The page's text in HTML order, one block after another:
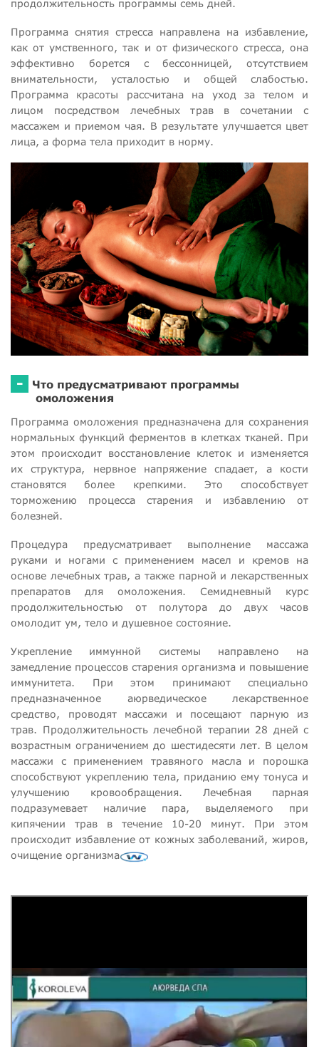
продолжительность программы семь дней.
Программа снятия стресса направлена на избавление,
как от умственного, так и от физического стресса, она
эффективно борется с бессонницей, отсутствием
внимательности, усталостью и общей слабостью.
Программа красоты рассчитана на уход за телом и
лицом посредством лечебных трав в сочетании с
массажем и приемом чая. В результате улучшается цвет
лица, а форма тела приходит в норму.
-
Что предусматривают программы
омоложения
Программа омоложения предназначена для сохранения
нормальных функций ферментов в клетках тканей. При
этом происходит восстановление клеток и изменяется
их структура, нервное напряжение спадает, а кости
становятся более крепкими. Это способствует
торможению процесса старения и избавлению от
болезней.
Процедура предусматривает выполнение массажа
руками и ногами с применением масел и кремов на
основе лечебных трав, а также парной и лекарственных
препаратов для омоложения. Семидневный курс
продолжительностью от полутора до двух часов
омолодит ум, тело и душевное состояние.
Укрепление иммунной системы направлено на
замедление процессов старения организма и повышение
иммунитета. При этом принимают специально
предназначенное аюрведическое лекарственное
средство, проводят массажи и посещают парную из
трав. Продолжительность лечебной терапии 28 дней с
возрастным ограничением до шестидесяти лет. В целом
массажи с применением травяного масла и порошка
способствуют укреплению тела, приданию ему тонуса и
улучшению кровообращения. Лечебная парная
подразумевает наличие пара, выделяемого при
кипячении трав в течение 10-20 минут. При этом
происходит избавление от кожных заболеваний, жиров,
очищение организма